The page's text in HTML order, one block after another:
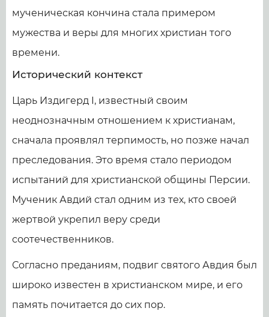
мученическая кончина стала примером
мужества и веры для многих христиан того
времени.
Исторический контекст
Царь Издигерд I, известный своим
неоднозначным отношением к христианам,
сначала проявлял терпимость, но позже начал
преследования. Это время стало периодом
испытаний для христианской общины Персии.
Мученик Авдий стал одним из тех, кто своей
жертвой укрепил веру среди
соотечественников.
Согласно преданиям, подвиг святого Авдия был
широко известен в христианском мире, и его
память почитается до сих пор.